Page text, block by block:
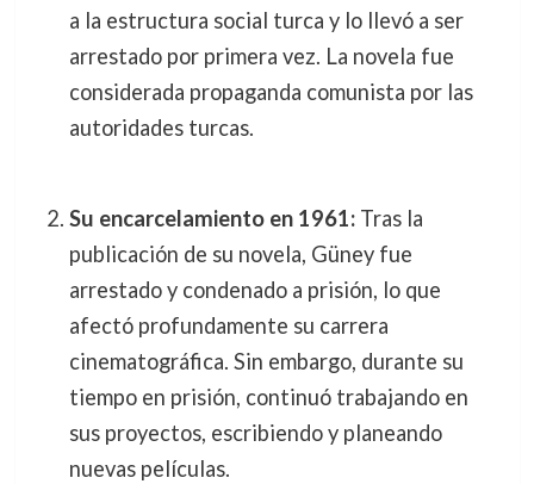
a la estructura social turca y lo llevó a ser
arrestado por primera vez. La novela fue
considerada propaganda comunista por las
autoridades turcas.
Su encarcelamiento en 1961:Tras la
publicación de su novela, Güney fue
arrestado y condenado a prisión, lo que
afectó profundamente su carrera
cinematográfica. Sin embargo, durante su
tiempo en prisión, continuó trabajando en
sus proyectos, escribiendo y planeando
nuevas películas.